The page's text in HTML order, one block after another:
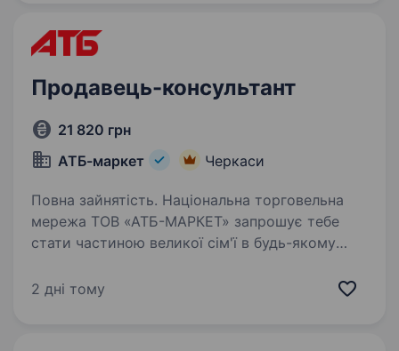
Продавець-консультант
21 820 грн
АТБ-маркет
Черкаси
Повна зайнятість. Національна торговельна
мережа ТОВ «АТБ-МАРКЕТ» запрошує тебе
стати частиною великої сім'ї в будь-якому
лідера та будуй кар'єру про яку мрієш!
2 дні тому